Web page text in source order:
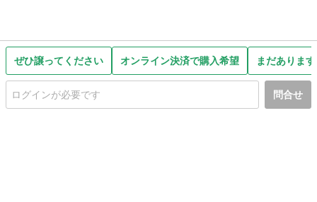
ぜひ譲ってください オンライン決済で購入希望 まだありま
問合せ